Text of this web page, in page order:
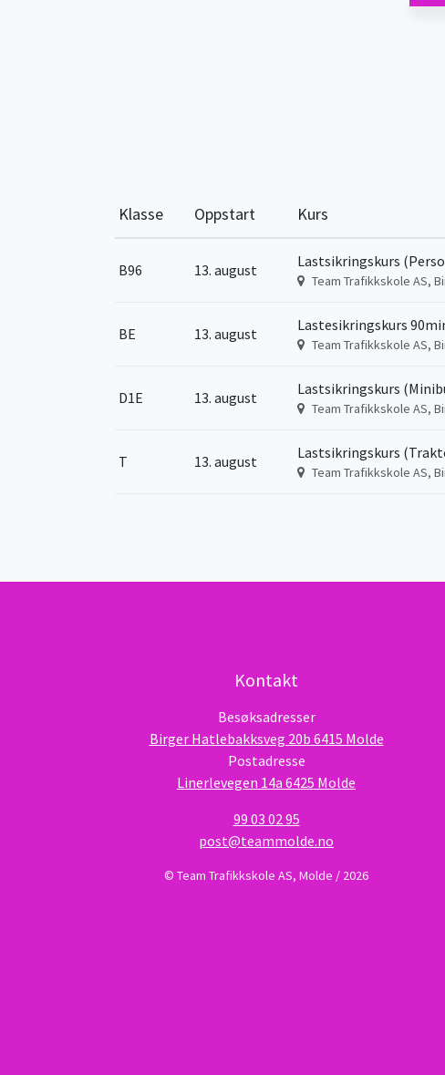
Klasse Oppstart Kurs
B96 13. august Lastsikringskurs
Team Trafikkskole AS,
BE 13. august Lastesikringskurs
Team Trafikkskole AS,
D1E 13. august Lastsikringskurs
Team Trafikkskole AS,
T 13. august Lastsikringskurs
Team Trafikkskole AS,
Kontakt
Besøksadresser
Birger Hatlebakksveg 20b 6415 Molde
Postadresse
Linerlevegen 14a 6425 Molde
99 03 02 95
post@teammolde.no
© Team Trafikkskole AS, Molde / 2026